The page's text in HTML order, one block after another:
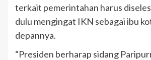
terkait pemerintahan harus
dulu mengingat IKN sebagai ibu
depannya.
“Presiden berharap sidang